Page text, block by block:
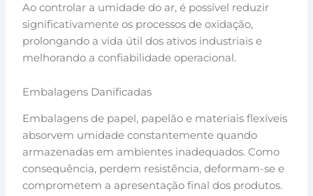
Ao controlar a umidade do ar, é possível reduzir
significativamente os processos de oxidação,
prolongando a vida útil dos ativos industriais e
melhorando a confiabilidade operacional.
Embalagens Danificadas
Embalagens de papel, papelão e materiais flexíveis
absorvem umidade constantemente quando
armazenadas em ambientes inadequados. Como
consequência, perdem resistência, deformam-se e
comprometem a apresentação final dos produtos.